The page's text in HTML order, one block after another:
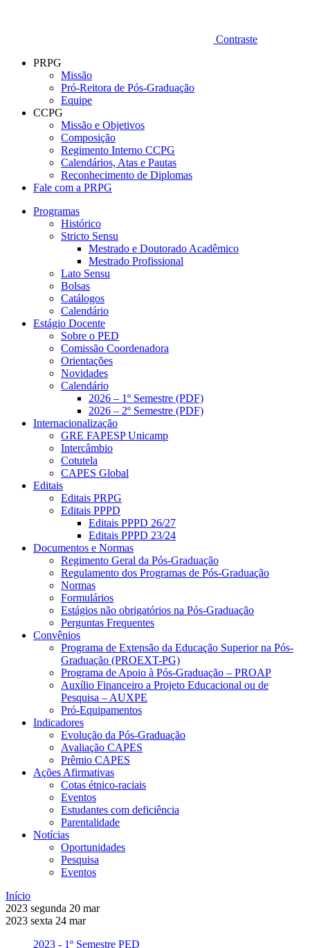
Contraste
PRPG
Missão
Pró-Reitora de Pós-Graduação
Equipe
CCPG
Missão e Objetivos
Composição
Regimento Interno CCPG
Calendários, Atas e Pautas
Reconhecimento de Diplomas
Fale com a PRPG
Programas
Histórico
Stricto Sensu
Mestrado e Doutorado Acadêmico
Mestrado Profissional
Lato Sensu
Bolsas
Catálogos
Calendário
Estágio Docente
Sobre o PED
Comissão Coordenadora
Orientações
Novidades
Calendário
2026 – 1º Semestre (PDF)
2026 – 2º Semestre (PDF)
Internacionalização
GRE FAPESP Unicamp
Intercâmbio
Cotutela
CAPES Global
Editais
Editais PRPG
Editais PPPD
Editais PPPD 26/27
Editais PPPD 23/24
Documentos e Normas
Regimento Geral da Pós-Graduação
Regulamento dos Programas de Pós-Graduação
Normas
Formulários
Estágios não obrigatórios na Pós-Graduação
Perguntas Frequentes
Convênios
Programa de Extensão da Educação Superior na Pós-
Graduação (PROEXT-PG)
Programa de Apoio à Pós-Graduação – PROAP
Auxílio Financeiro a Projeto Educacional ou de
Pesquisa – AUXPE
Pró-Equipamentos
Indicadores
Evolução da Pós-Graduação
Avaliação CAPES
Prêmio CAPES
Ações Afirmativas
Cotas étnico-raciais
Eventos
Estudantes com deficiência
Parentalidade
Notícias
Oportunidades
Pesquisa
Eventos
Início
2023 segunda 20 mar
2023 sexta 24 mar
2023 - 1º Semestre PED